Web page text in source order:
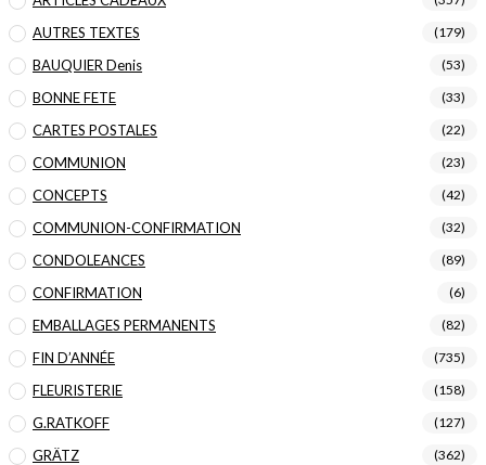
AUTRES TEXTES (179)
BAUQUIER Denis (53)
BONNE FETE (33)
CARTES POSTALES (22)
COMMUNION (23)
CONCEPTS (42)
COMMUNION-CONFIRMATION (32)
CONDOLEANCES (89)
CONFIRMATION (6)
EMBALLAGES PERMANENTS (82)
FIN D’ANNÉE (735)
FLEURISTERIE (158)
G.RATKOFF (127)
GRÄTZ (362)